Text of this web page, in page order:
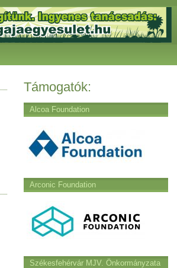
Támogatók:
Alcoa Foundation
Arconic Foundation
Székesfehérvár MJV. Önkormányzata